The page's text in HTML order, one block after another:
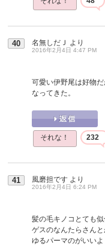
40 名無しだＪ より
2016年2月4日 4:47 PM
可愛い伊野尾は好物
なってきた。
それな！ 232
41 風磨担です より
2016年2月4日 6:24 PM
髪の毛キノコとても
ゲスのなんたらさんと
ゆるパーマのがいいよ